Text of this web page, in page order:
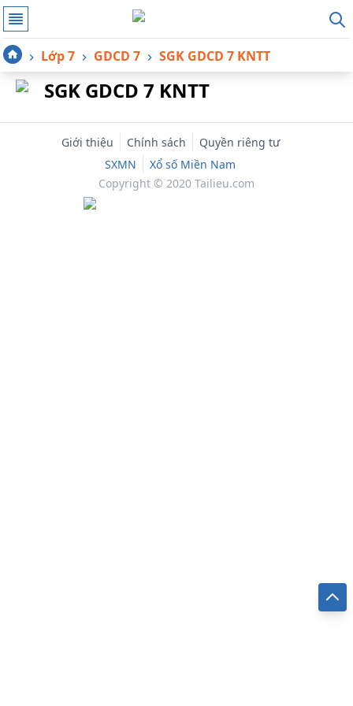
Lớp 7 GDCD 7 SGK GDCD 7 KNTT
SGK GDCD 7 KNTT
Giới thiệu Chính sách
Quyền riêng tư
SXMN
Xổ số Miền Nam
Copyright © 2020 Tailieu.com